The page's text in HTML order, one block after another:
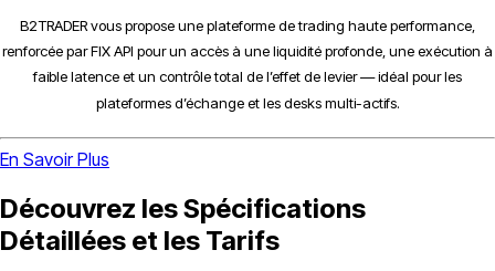
B2TRADER vous propose une plateforme de trading haute performance,
renforcée par FIX API pour un accès à une liquidité profonde, une exécution à
faible latence et un contrôle total de l’effet de levier — idéal pour les
plateformes d’échange et les desks multi-actifs.
En Savoir Plus
Découvrez les Spécifications
Détaillées et les Tarifs